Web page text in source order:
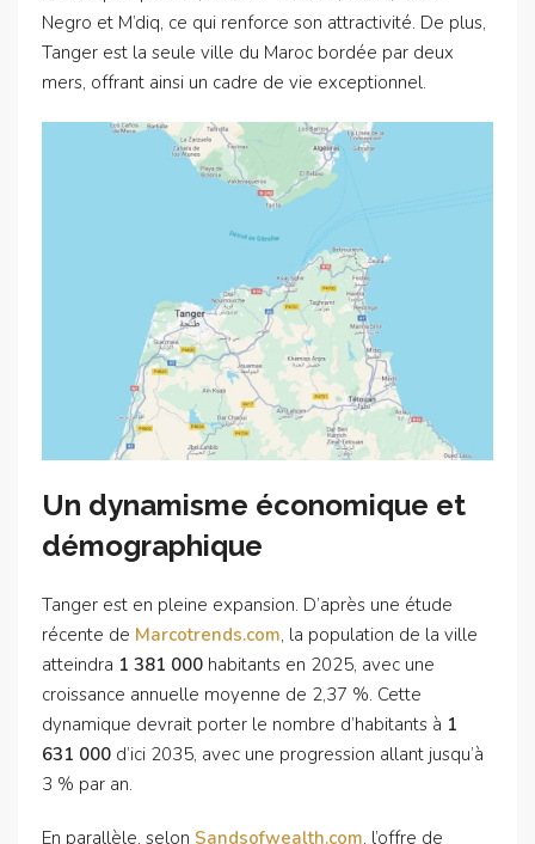
Negro et M’diq, ce qui renforce son attractivité. De plus,
Tanger est la seule ville du Maroc bordée par deux
mers, offrant ainsi un cadre de vie exceptionnel.
Un dynamisme économique et
démographique
Tanger est en pleine expansion. D’après une étude
récente de Marcotrends.com, la population de la ville
atteindra 1 381 000 habitants en 2025, avec une
croissance annuelle moyenne de 2,37 %. Cette
dynamique devrait porter le nombre d’habitants à 1
631 000 d’ici 2035, avec une progression allant jusqu’à
3 % par an.
En parallèle, selon Sandsofwealth.com, l’offre de